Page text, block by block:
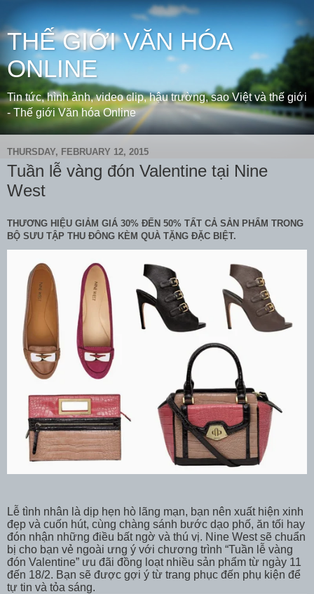
THẾ GIỚI VĂN HÓA
ONLINE
Tin tức, hình ảnh, video clip, hậu trường, sao Việt và thế giới
- Thế giới Văn hóa Online
THURSDAY, FEBRUARY 12, 2015
Tuần lễ vàng đón Valentine tại Nine
West
THƯƠNG HIỆU GIẢM GIÁ 30% ĐẾN 50% TẤT CẢ SẢN PHẨM TRONG
BỘ SƯU TẬP THU ĐÔNG KÈM QUÀ TẶNG ĐẶC BIỆT.
Lễ tình nhân là dịp hẹn hò lãng mạn, bạn nên xuất hiện xinh
đẹp và cuốn hút, cùng chàng sánh bước dạo phố, ăn tối hay
đón nhận những điều bất ngờ và thú vị. Nine West sẽ chuẩn
bị cho bạn vẻ ngoài ưng ý với chương trình “Tuần lễ vàng
đón Valentine” ưu đãi đồng loạt nhiều sản phẩm từ ngày 11
đến 18/2. Bạn sẽ được gợi ý từ trang phục đến phụ kiện để
tự tin và tỏa sáng.